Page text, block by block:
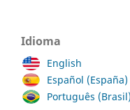
Idioma
English
Español (España)
Português (Brasil)